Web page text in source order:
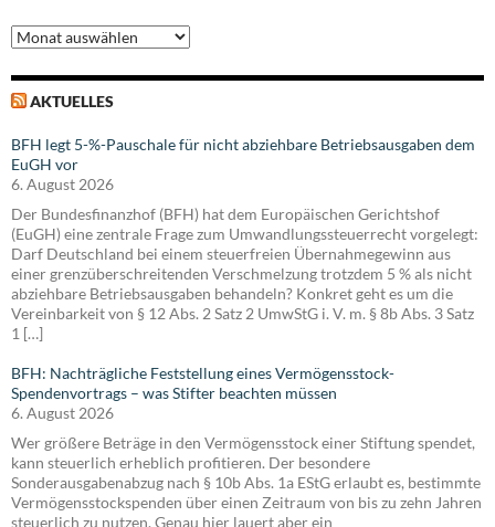
Archiv
AKTUELLES
BFH legt 5-%-Pauschale für nicht abziehbare Betriebsausgaben dem
EuGH vor
6. August 2026
Der Bundesfinanzhof (BFH) hat dem Europäischen Gerichtshof
(EuGH) eine zentrale Frage zum Umwandlungssteuerrecht vorgelegt:
Darf Deutschland bei einem steuerfreien Übernahmegewinn aus
einer grenzüberschreitenden Verschmelzung trotzdem 5 % als nicht
abziehbare Betriebsausgaben behandeln? Konkret geht es um die
Vereinbarkeit von § 12 Abs. 2 Satz 2 UmwStG i. V. m. § 8b Abs. 3 Satz
1 […]
BFH: Nachträgliche Feststellung eines Vermögensstock-
Spendenvortrags – was Stifter beachten müssen
6. August 2026
Wer größere Beträge in den Vermögensstock einer Stiftung spendet,
kann steuerlich erheblich profitieren. Der besondere
Sonderausgabenabzug nach § 10b Abs. 1a EStG erlaubt es, bestimmte
Vermögensstockspenden über einen Zeitraum von bis zu zehn Jahren
steuerlich zu nutzen. Genau hier lauert aber ein